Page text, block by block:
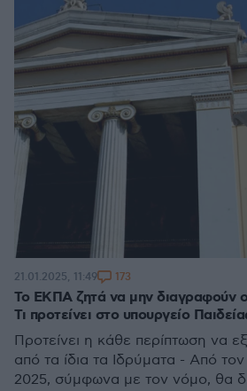
Το ΕΚΠΑ ζητά να μην διαγραφούν
Τι προτείνει στο υπουργείο
Προτείνει η κάθε περίπτωση να
από τα ίδια τα Ιδρύματα - Από
2025, σύμφωνα με τον νόμο, θα
21.01.2025, 11:49 173